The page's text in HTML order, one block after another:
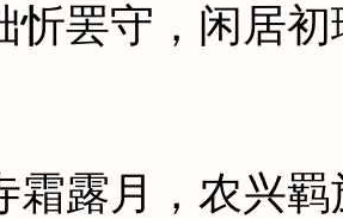
守，闲居初
月，农兴羁